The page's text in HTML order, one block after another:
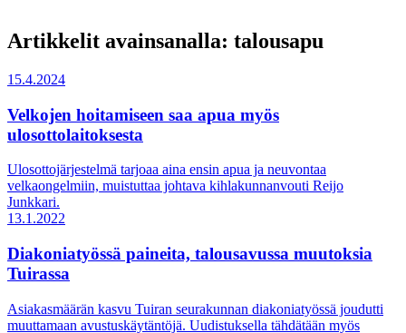
Artikkelit avainsanalla: talousapu
15.4.2024
Velkojen hoitamiseen saa apua myös
ulosottolaitoksesta
Ulosottojärjestelmä tarjoaa aina ensin apua ja neuvontaa
velkaongelmiin, muistuttaa johtava kihlakunnanvouti Reijo
Junkkari.
13.1.2022
Diakoniatyössä paineita, talousavussa muutoksia
Tuirassa
Asiakasmäärän kasvu Tuiran seurakunnan diakoniatyössä joudutti
muuttamaan avustuskäytäntöjä. Uudistuksella tähdätään myös